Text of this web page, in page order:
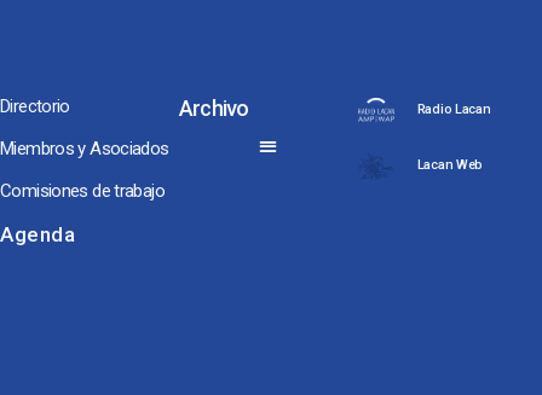
Directorio
Miembros y Asociados
Comisiones de trabajo
Agenda
Archivo Radio Lacan
Lacan Web